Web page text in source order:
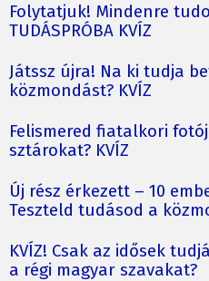
Folytatjuk! Mindenre
TUDÁSPRÓBA KVÍZ
Játssz újra! Na ki tudja
közmondást? KVÍZ
Felismered fiatalkori
sztárokat? KVÍZ
Új rész érkezett – 10
Teszteld tudásod a
KVÍZ! Csak az idősek
a régi magyar szavakat?